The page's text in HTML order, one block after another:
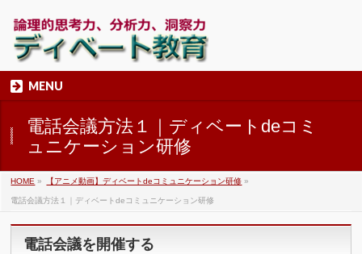
MENU
電話会議方法１｜ディベートdeコミ
ュニケーション研修
HOME » 【アニメ動画】ディベートdeコミュニケーション研修 »
電話会議方法１｜ディベートdeコミュニケーション研修
電話会議を開催する